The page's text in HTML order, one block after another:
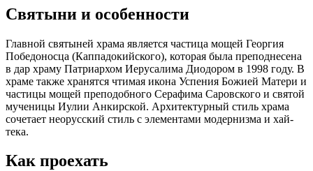
Святыни и особенности
Главной святыней храма является частица мощей Георгия
Победоносца (Каппадокийского), которая была преподнесена
в дар храму Патриархом Иерусалима Диодором в 1998 году. В
храме также хранятся чтимая икона Успения Божией Матери и
частицы мощей преподобного Серафима Саровского и святой
мученицы Иулии Анкирской. Архитектурный стиль храма
сочетает неорусский стиль с элементами модернизма и хай-
тека.
Как проехать